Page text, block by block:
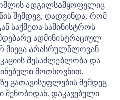
ადგილსამყოფელიც
შემდეგ, დადგინდა, რომ
საქმეთა სამინისტროს
ადმინისტრაციულ
მიეცა არასრულწლოვან
შესაძლებლობა და
მოთხოვნით,
გათავისუფლების შემდეგ
შენობიდან. დაკავებული